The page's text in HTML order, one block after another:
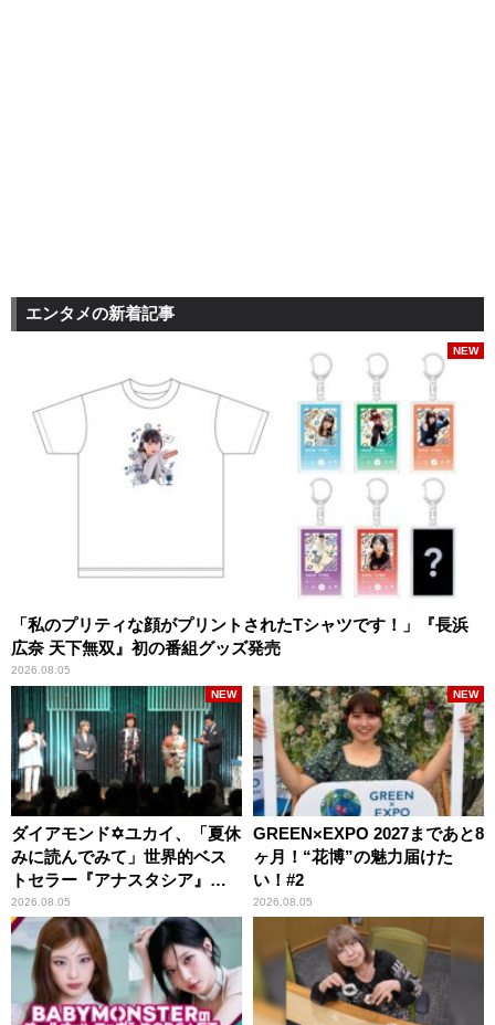
エンタメの新着記事
「私のプリティな顔がプリントされたTシャツです！」『長浜
広奈 天下無双』初の番組グッズ発売
2026.08.05
NEW
ダイアモンド✡ユカイ、「夏休
みに読んでみて」世界的ベス
トセラー『アナスタシア』を
紹介
2026.08.05
NEW
GREEN×EXPO 2027まであと8
ヶ月！“花博”の魅力届けた
い！#2
2026.08.05
NEW